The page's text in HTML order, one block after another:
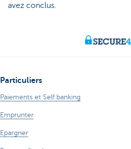
avez conclus.
Particuliers
Paiements et Self banking
Emprunter
Epargner